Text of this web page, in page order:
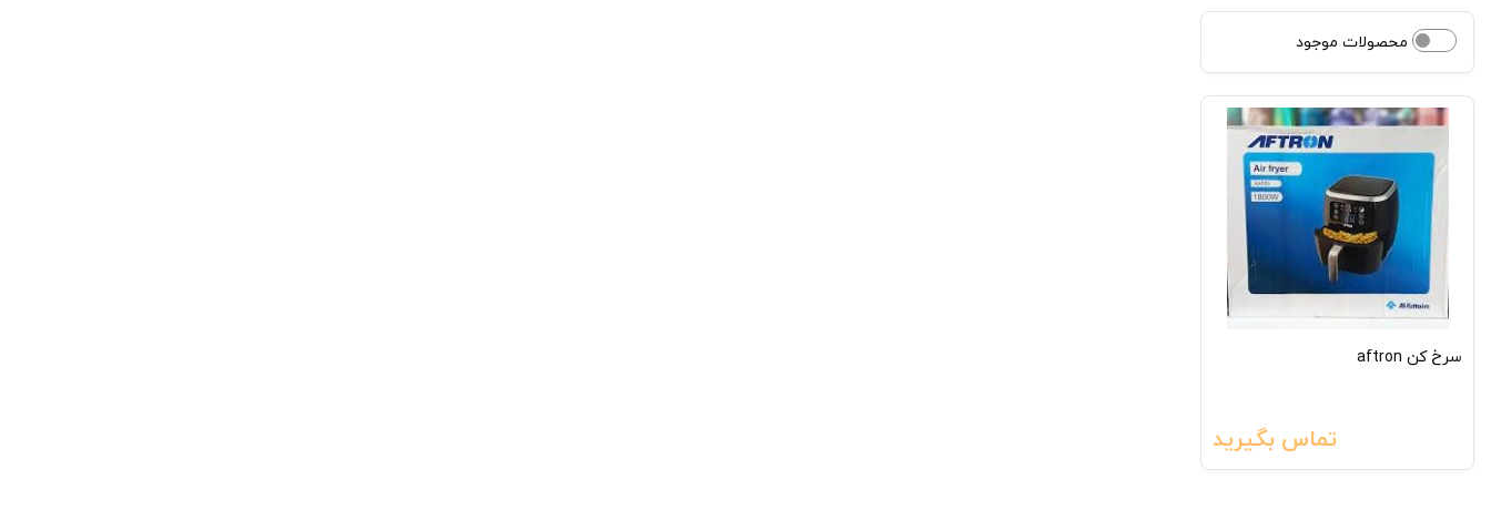
محصولات موجود
سرخ کن aftron
تماس بگیرید